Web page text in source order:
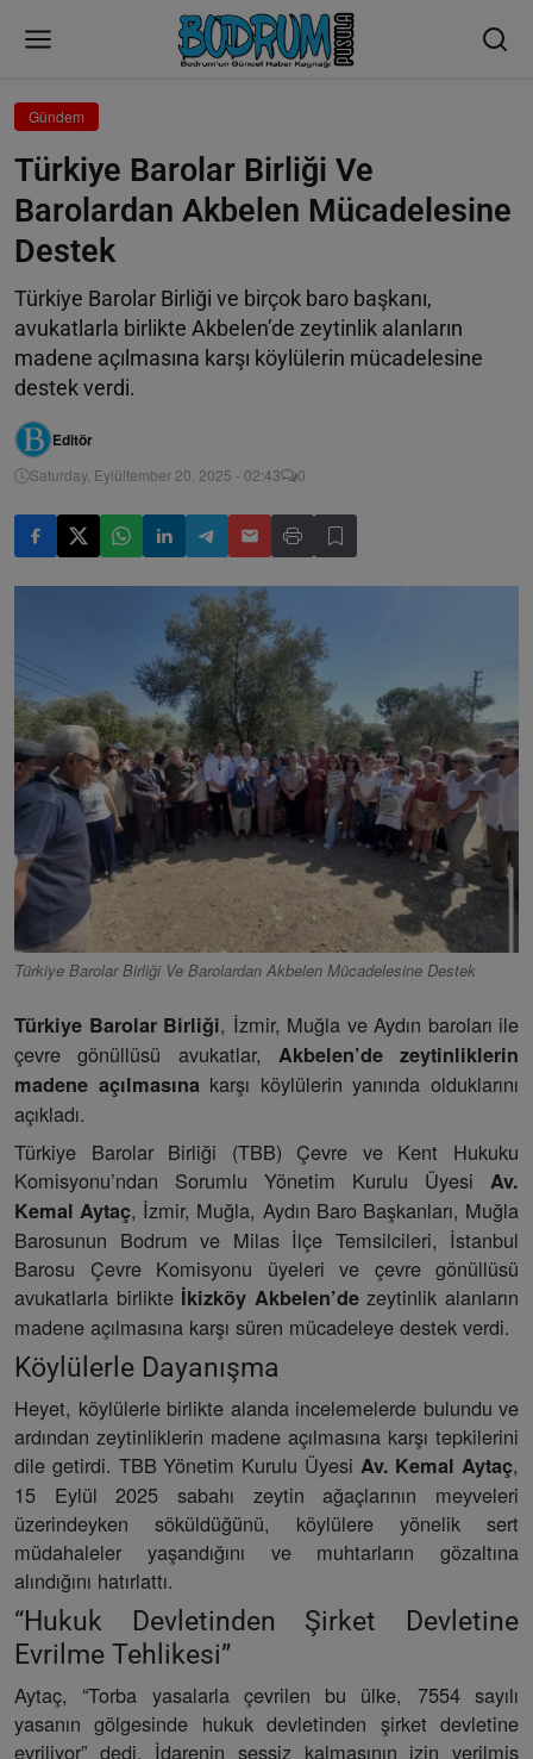
Gündem
Türkiye Barolar Birliği Ve
Barolardan Akbelen Mücadelesine
Destek
Türkiye Barolar Birliği ve birçok baro başkanı,
avukatlarla birlikte Akbelen’de zeytinlik alanların
madene açılmasına karşı köylülerin mücadelesine
destek verdi.
Editör
Saturday, Eylültember 20, 2025 - 02:43 0
Türkiye Barolar Birliği Ve Barolardan Akbelen Mücadelesine Destek
Türkiye Barolar Birliği, İzmir, Muğla ve Aydın baroları ile
çevre gönüllüsü avukatlar, Akbelen’de zeytinliklerin
madene açılmasına karşı köylülerin yanında olduklarını
açıkladı.
Türkiye Barolar Birliği (TBB) Çevre ve Kent Hukuku
Komisyonu’ndan Sorumlu Yönetim Kurulu Üyesi Av.
Kemal Aytaç, İzmir, Muğla, Aydın Baro Başkanları, Muğla
Barosunun Bodrum ve Milas İlçe Temsilcileri, İstanbul
Barosu Çevre Komisyonu üyeleri ve çevre gönüllüsü
avukatlarla birlikte İkizköy Akbelen’dezeytinlik alanların
madene açılmasına karşı süren mücadeleye destek verdi.
Köylülerle Dayanışma
Heyet, köylülerle birlikte alanda incelemelerde bulundu ve
ardından zeytinliklerin madene açılmasına karşı tepkilerini
dile getirdi. TBB Yönetim Kurulu Üyesi Av. Kemal Aytaç,
15 Eylül 2025 sabahı zeytin ağaçlarının meyveleri
üzerindeyken söküldüğünü, köylülere yönelik sert
müdahaleler yaşandığını ve muhtarların gözaltına
alındığını hatırlattı.
“Hukuk Devletinden Şirket Devletine
Evrilme Tehlikesi”
Aytaç, “Torba yasalarla çevrilen bu ülke, 7554 sayılı
yasanın gölgesinde hukuk devletinden şirket devletine
evriliyor” dedi. İdarenin sessiz kalmasının izin verilmiş